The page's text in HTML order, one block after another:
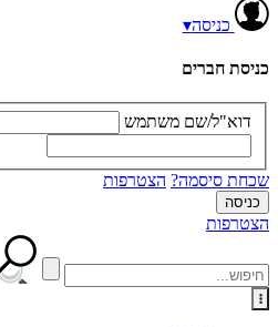
כניסה▾
כניסת חברים
דוא"ל/שם משתמש
שכחת סיסמה? הצטרפות
הצטרפות